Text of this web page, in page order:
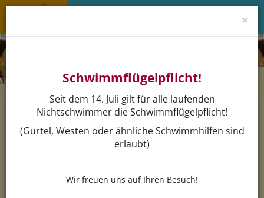
Aquagames
Veranstaltungen Aquagames
×
Schwimmflügelpflicht!
Seit dem 14. Juli gilt für alle laufenden
Nichtschwimmer die Schwimmflügelpflicht!
(Gürtel, Westen oder ähnliche Schwimmhilfen sind
erlaubt)
Wir freuen uns auf Ihren Besuch!